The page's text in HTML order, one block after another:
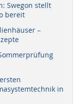
Swegon stellt
bereit
–
in